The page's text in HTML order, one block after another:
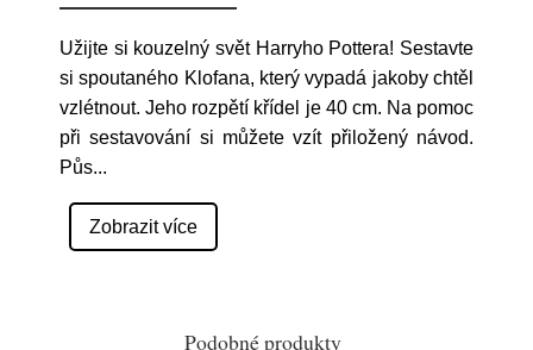
Užijte si kouzelný svět Harryho Pottera! Sestavte
si spoutaného Klofana, který vypadá jakoby chtěl
vzlétnout. Jeho rozpětí křídel je 40 cm. Na pomoc
při sestavování si můžete vzít přiložený návod.
Půs...
Zobrazit více
Podobné produkty